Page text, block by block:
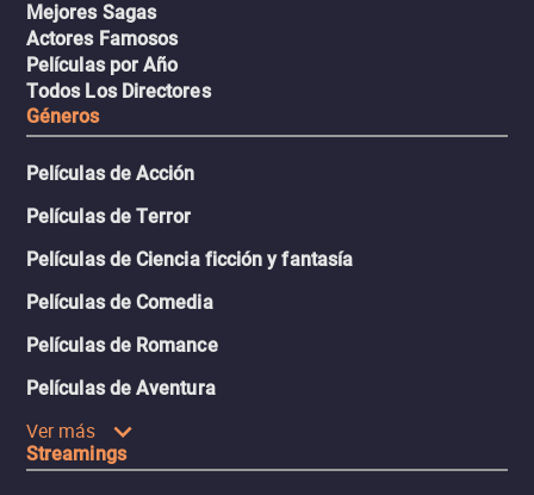
Mejores Sagas
Actores Famosos
Películas por Año
Todos Los Directores
Géneros
Películas de Acción
Películas de Terror
Películas de Ciencia ficción y fantasía
Películas de Comedia
Películas de Romance
Películas de Aventura
Ver más
Streamings